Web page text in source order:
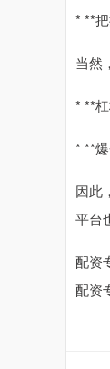
* **
当然
* **
* **
因此
平台
配资
配资